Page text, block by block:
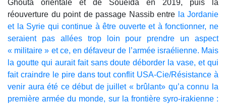
Ghouta orientale et de Soueïda en 2019, puis la
réouverture du point de passage Nassib entre la Jordanie
et la Syrie qui continue à être ouverte et à fonctionner, ne
seraient pas allées trop loin pour prendre un aspect
« militaire » et ce, en défaveur de l’armée israélienne. Mais
la goutte qui aurait fait sans doute déborder la vase, et qui
fait craindre le pire dans tout conflit USA-Cie/Résistance à
venir aura été ce début de juillet « brûlant» qu’a connu la
première armée du monde, sur la frontière syro-irakienne :